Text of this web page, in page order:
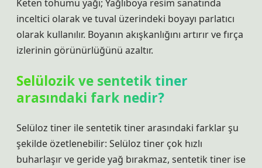
Keten tohumu yağı; Yağlıboya resim sanatında
inceltici olarak ve tuval üzerindeki boyayı parlatıcı
olarak kullanılır. Boyanın akışkanlığını artırır ve fırça
izlerinin görünürlüğünü azaltır.
Selülozik ve sentetik tiner
arasındaki fark nedir?
Selüloz tiner ile sentetik tiner arasındaki farklar şu
şekilde özetlenebilir: Selüloz tiner çok hızlı
buharlaşır ve geride yağ bırakmaz, sentetik tiner ise